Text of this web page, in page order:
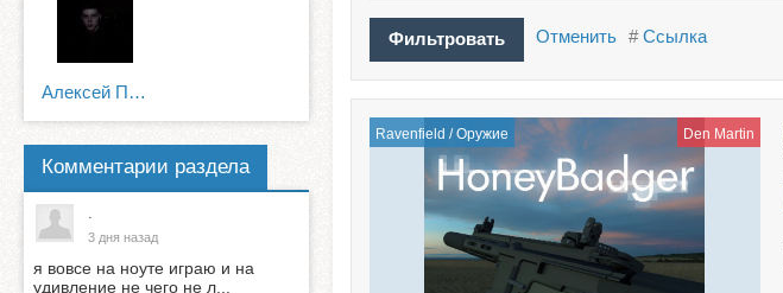
Отменить #Ссылка
Ravenfield /Оружие Den Martin
Алексей Питерский
Комментарии раздела
3 дня назад
я вовсе на ноуте играю и на
удивление не чего не л...